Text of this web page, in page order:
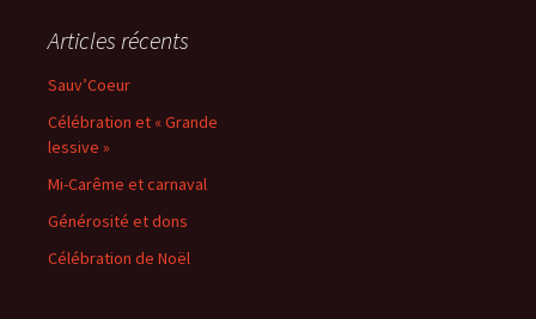
Articles récents
Sauv’Coeur
Célébration et « Grande
lessive »
Mi-Carême et carnaval
Générosité et dons
Célébration de Noël